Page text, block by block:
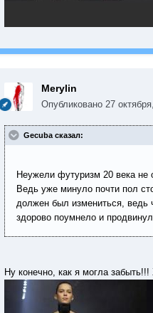
Merylin
Опубликовано 27
Gecuba сказал:
Неужели футуризм 20 века не
Ведь уже минуло почти пол
должен был измениться, ведь
здорово поумнело и
Ну конечно, как я могла